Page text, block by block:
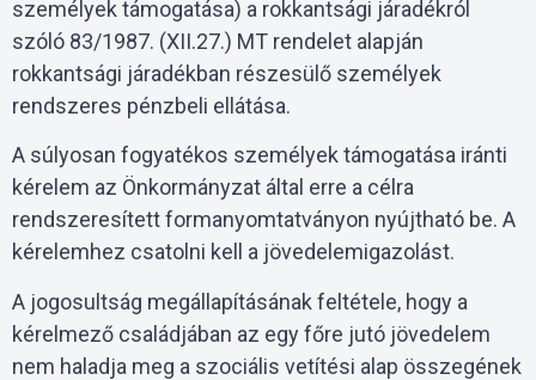
személyek támogatása) a rokkantsági járadékról
szóló 83/1987. (XII.27.) MT rendelet alapján
rokkantsági járadékban részesülő személyek
rendszeres pénzbeli ellátása.
A súlyosan fogyatékos személyek támogatása iránti
kérelem az Önkormányzat által erre a célra
rendszeresített formanyomtatványon nyújtható be. A
kérelemhez csatolni kell a jövedelemigazolást.
A jogosultság megállapításának feltétele, hogy a
kérelmező családjában az egy főre jutó jövedelem
nem haladja meg a szociális vetítési alap összegének